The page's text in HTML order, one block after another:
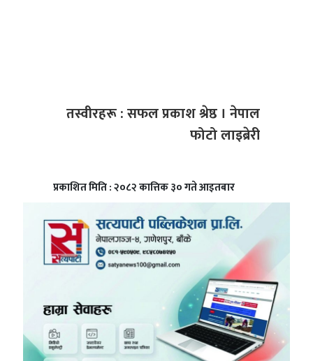
तस्वीरहरू : सफल प्रकाश श्रेष्ठ । नेपाल
फोटो लाइब्रेरी
प्रकाशित मिति : २०८२ कात्तिक ३० गते आइतबार